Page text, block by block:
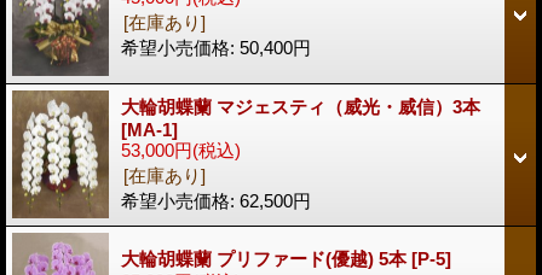
[在庫あり]
希望小売価格: 50,400円
大輪胡蝶蘭 マジェスティ（威光・威信）3本
[MA-1]
53,000円(税込)
[在庫あり]
希望小売価格: 62,500円
大輪胡蝶蘭 プリファード(優越) 5本[P-5]